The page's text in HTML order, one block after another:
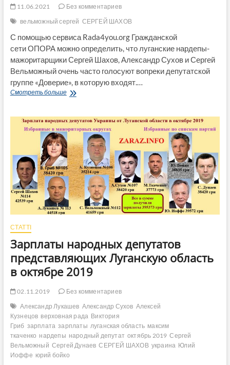
11.06.2021
Без комментариев
вельможный сергей СЕРГЕЙ ШАХОВ
С помощью сервиса Rada4you.org Гражданской
сети ОПОРА можно определить, что луганские нардепы-
мажоритарщики Сергей Шахов, Александр Сухов и Сергей
Вельможный очень часто голосуют вопреки депутатской
группе «Доверие», в которую входят.…
Смотреть большеКак
нардепы
«против
линии
фракции»
СТАТТІ
Зарплаты народных депутатов
представляющих Луганскую область
в октябре 2019
02.11.2019
Без комментариев
Александр Лукашев Александр Сухов Алексей
Кузнецов верховная рада Виктория
Гриб зарплата зарплаты луганская область максим
ткаченко нардепы народный депутат октябрь 2019 Сергей
Вельможный Сергей Дунаев СЕРГЕЙ ШАХОВ украина Юлий
Иоффе юрий бойко